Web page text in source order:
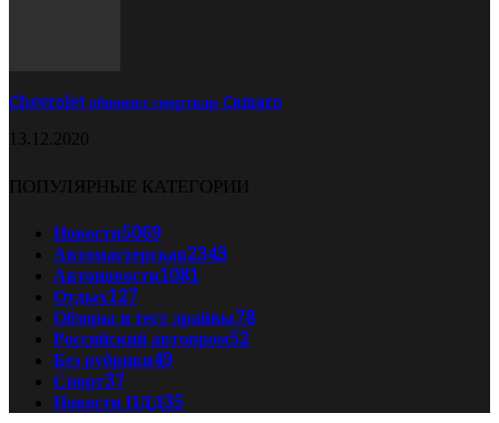
Chevrolet обновил спорткар Camaro
13.12.2020
ПОПУЛЯРНЫЕ КАТЕГОРИИ
Новости5069
Автомастерская2343
Автоновости1081
Отдых127
Обзоры и тест драйвы78
Российский автопром52
Без рубрики49
Спорт37
Новости ПДД35